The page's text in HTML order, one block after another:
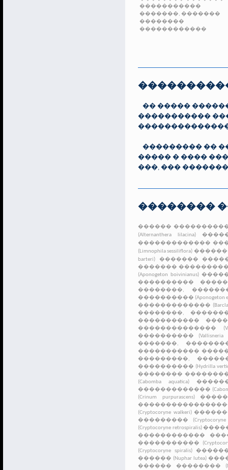
�����������
�������, �������
��������
������������
�� �����
�����������
��������� ��
����� � ����
���, ���
��������
������ �����������
(Alternanthera lilacina)
�������������
(Limnophila sessiliflora) �������
barteri) ������� �������
������� ���������
(Aponogeton boivinianus)
����������
��������, �������
���������� (Aponogeton
������������� (Barclaya
��������,
�����������
��������������
���������� (Vallisneria
�������,
�����������
���������,
���������� (Hydrilla
�������� ��������
(Cabomba aquatica) �������
������������� (Cabomba
(Crinum purpurascens)������
������������������
(Cryptocoryne walkeri)
��������� (Cryptocoryne
(Cryptocoryne retrospiralis)
������������
�����������
(Cryptocoryne spiralis)
������ (Nuphar lutea)
������ ��������